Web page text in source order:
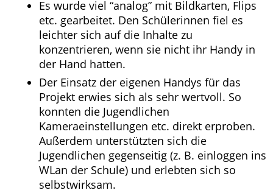
Es wurde viel “analog” mit Bildkarten, Flips
etc. gearbeitet. Den Schülerinnen fiel es
leichter sich auf die Inhalte zu
konzentrieren, wenn sie nicht ihr Handy in
der Hand hatten.
Der Einsatz der eigenen Handys für das
Projekt erwies sich als sehr wertvoll. So
konnten die Jugendlichen
Kameraeinstellungen etc. direkt erproben.
Außerdem unterstützten sich die
Jugendlichen gegenseitig (z. B. einloggen ins
WLan der Schule) und erlebten sich so
selbstwirksam.